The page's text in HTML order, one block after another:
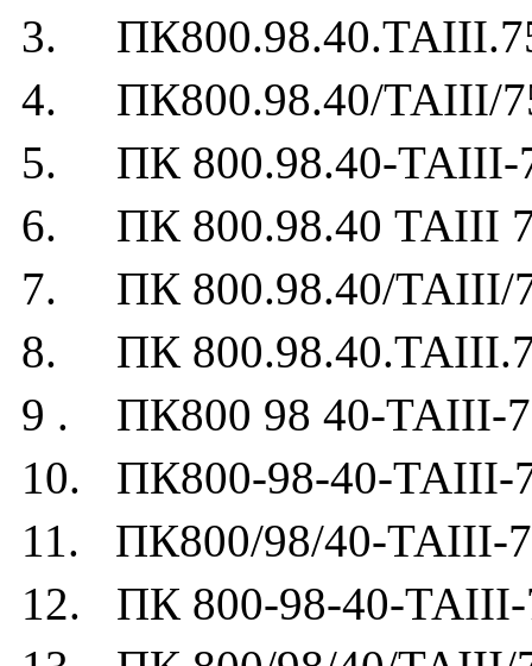
3.
4. ПК800.98.40/ТАIII/
5. ПК 800.98.40-ТАIII-
6. ПК 800.98.40 ТАIII
7. ПК 800.98.40/ТАIII/
8. ПК
9 . ПК800 98 40-ТАIII-
10. ПК800-98-40-ТАIII-
11. ПК800/98/40-ТАIII-
12. ПК 800-98-40-ТАIII-